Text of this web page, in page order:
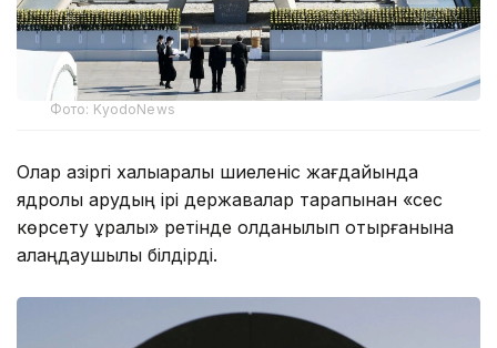
Фото: KyodoNews
Олар қазіргі халықаралық шиеленіс жағдайында
ядролық қарудың ірі державалар тарапынан «сес
көрсету құралы» ретінде қолданылып отырғанына
алаңдаушылық білдірді.